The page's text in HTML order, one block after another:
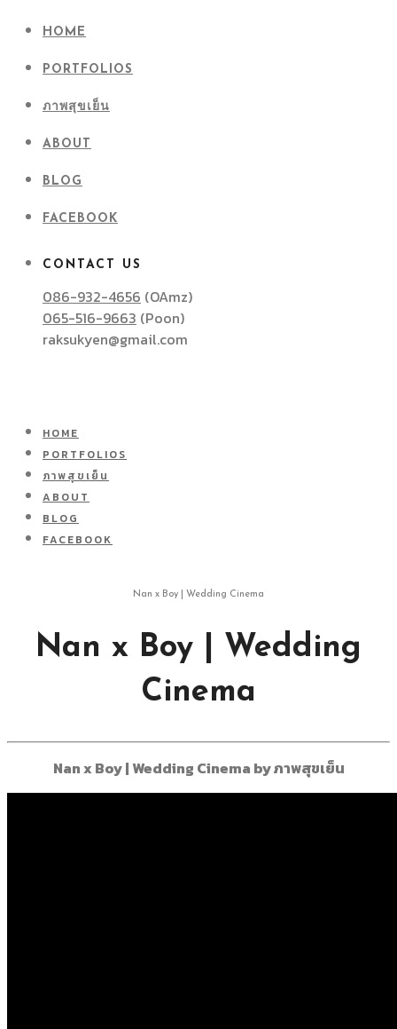
HOME
PORTFOLIOS
ภาพสุขเย็น
ABOUT
BLOG
FACEBOOK
CONTACT US
086-932-4656 (OAmz)
065-516-9663 (Poon)
raksukyen@gmail.com
HOME
PORTFOLIOS
ภาพสุขเย็น
ABOUT
BLOG
FACEBOOK
Nan x Boy | Wedding Cinema
Nan x Boy | Wedding
Cinema
Nan x Boy | Wedding Cinema by ภาพสุขเย็น